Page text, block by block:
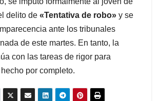
delito de «Tentativa de robo» y se
ante los tribunales
de este martes. En tanto, la
con las tareas de rigor para
por completo.